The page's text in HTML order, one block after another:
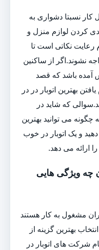
کار نسبتا دشواری به
کردن لوازم منزل و
نکاتی است تا
نشوند.اگر از ساکنین
آمده باشد که قصد
بهترین اتوبار در در
که شاید در
می توانید بهترین
و یک اتوبار در خوب
ارائه می دهد.
چه ویژگی هایی
مشغول به کار هستند
بهترین گزینه از
شرکت های اتوبار در